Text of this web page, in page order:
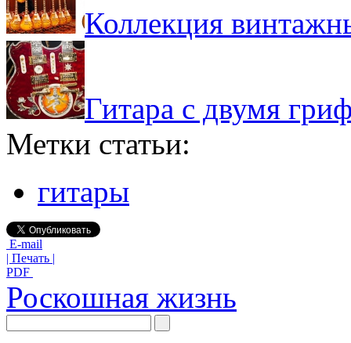
Коллекция
Гитара с двумя
Метки статьи:
гитары
E-mail
| Печать |
PDF
Роскошная жизнь